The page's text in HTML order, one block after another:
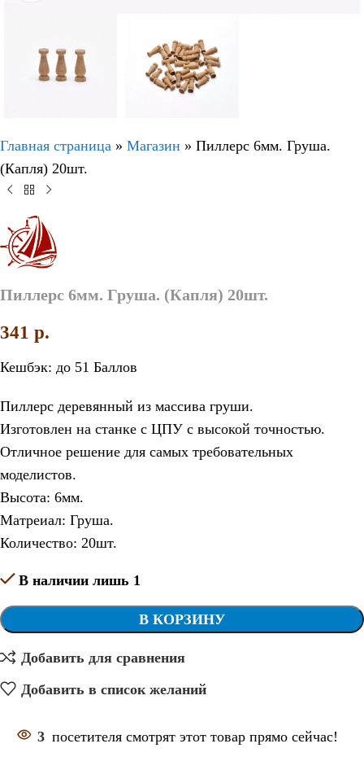
Главная страница » Магазин » Пиллерс 6мм. Груша.
(Капля) 20шт.
Пиллерс 6мм. Груша. (Капля) 20шт.
341 p.
Кешбэк: до 51 Баллов
Пиллерс деревянный из массива груши.
Изготовлен на станке с ЦПУ с высокой точностью.
Отличное решение для самых требовательных
моделистов.
Высота: 6мм.
Матреиал: Груша.
Количество: 20шт.
В наличии лишь 1
В КОРЗИНУ
Добавить для сравнения
Добавить в список желаний
3 посетителя смотрят этот товар прямо сейчас!